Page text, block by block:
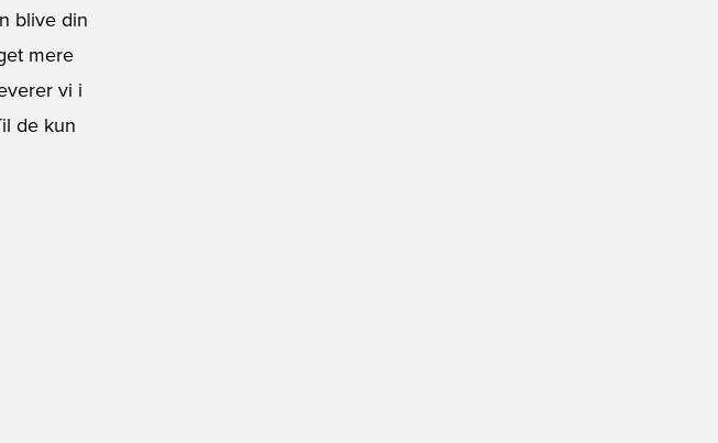
blive din
mere
vi i
de kun